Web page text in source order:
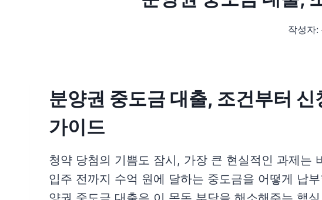
작성자:
분양권 중도금 대출, 조건부터
가이드
청약 당첨의 기쁨도 잠시, 가장 큰 현실적인 과제는
입주 전까지 수억 원에 달하는 중도금을 어떻게 납